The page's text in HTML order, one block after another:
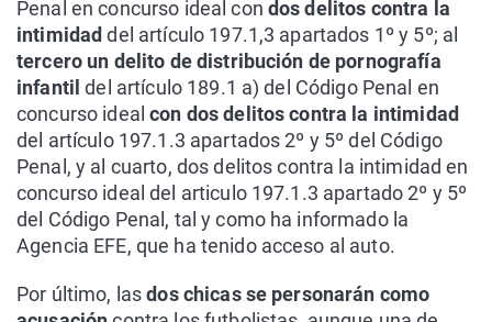
Penal en concurso ideal con dos delitos contra la
intimidaddel artículo 197.1,3 apartados 1º y 5º; al
tercero un delito de distribución de pornografía
infantildel artículo 189.1 a) del Código Penal en
concurso idealcon dos delitos contra la intimidad
del artículo 197.1.3 apartados 2º y 5º del Código
Penal, y al cuarto, dos delitos contra la intimidad en
concurso ideal del articulo 197.1.3 apartado 2º y 5º
del Código Penal, tal y como ha informado la
Agencia EFE, que ha tenido acceso al auto.
Por último, lasdos chicas se personarán como